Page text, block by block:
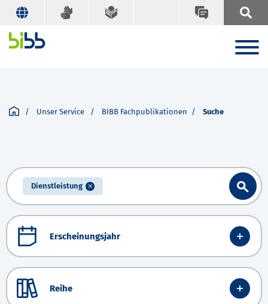
Unser Service BIBB Fachpublikationen Suche
Dienstleistung
Erscheinungsjahr
Reihe